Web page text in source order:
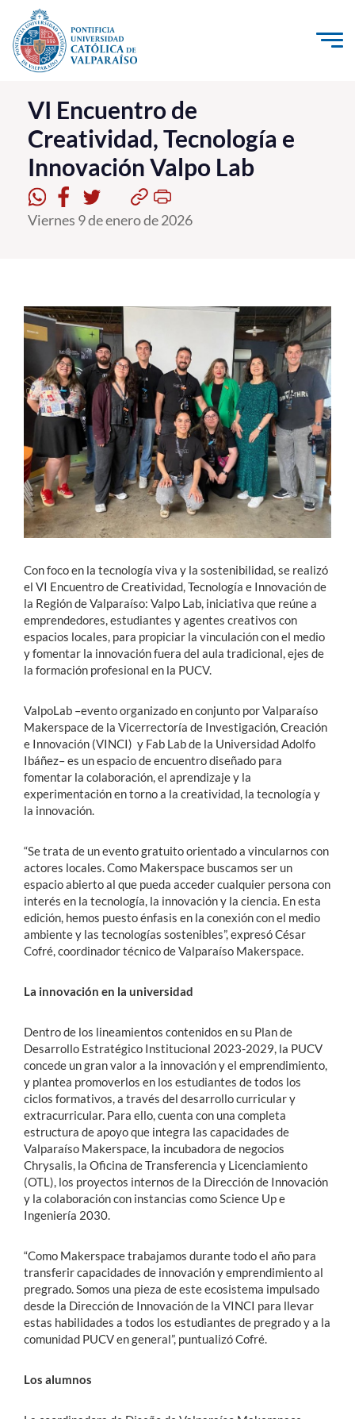
Click acá para ir directamente al contenido
La Universidad
Investigación, Creación e Innovación
PUCV Internacional
Vinculación con el Medio
Postgrado
Formación Continua
Estudiantes
Académicos
Funcionarios
Alumni
VI Encuentro de
Creatividad, Tecnología e
Innovación Valpo Lab
Viernes 9 de enero de 2026
Con foco en la tecnología viva y la sostenibilidad, se realizó
el VI Encuentro de Creatividad, Tecnología e Innovación de
la Región de Valparaíso: Valpo Lab, iniciativa que reúne a
emprendedores, estudiantes y agentes creativos con
espacios locales, para propiciar la vinculación con el medio
y fomentar la innovación fuera del aula tradicional, ejes de
la formación profesional en la PUCV.
ValpoLab –evento organizado en conjunto por Valparaíso
Makerspace de la Vicerrectoría de Investigación, Creación
e Innovación (VINCI) y Fab Lab de la Universidad Adolfo
Ibáñez– es un espacio de encuentro diseñado para
fomentar la colaboración, el aprendizaje y la
experimentación en torno a la creatividad, la tecnología y
la innovación.
“Se trata de un evento gratuito orientado a vincularnos con
actores locales. Como Makerspace buscamos ser un
espacio abierto al que pueda acceder cualquier persona con
interés en la tecnología, la innovación y la ciencia. En esta
edición, hemos puesto énfasis en la conexión con el medio
ambiente y las tecnologías sostenibles”, expresó César
Cofré, coordinador técnico de Valparaíso Makerspace.
La innovación en la universidad
Dentro de los lineamientos contenidos en su Plan de
Desarrollo Estratégico Institucional 2023-2029, la PUCV
concede un gran valor a la innovación y el emprendimiento,
y plantea promoverlos en los estudiantes de todos los
ciclos formativos, a través del desarrollo curricular y
extracurricular. Para ello, cuenta con una completa
estructura de apoyo que integra las capacidades de
Valparaíso Makerspace, la incubadora de negocios
Chrysalis, la Oficina de Transferencia y Licenciamiento
(OTL), los proyectos internos de la Dirección de Innovación
y la colaboración con instancias como Science Up e
Ingeniería 2030.
“Como Makerspace trabajamos durante todo el año para
transferir capacidades de innovación y emprendimiento al
pregrado. Somos una pieza de este ecosistema impulsado
desde la Dirección de Innovación de la VINCI para llevar
estas habilidades a todos los estudiantes de pregrado y a la
comunidad PUCV en general”, puntualizó Cofré.
Los alumnos